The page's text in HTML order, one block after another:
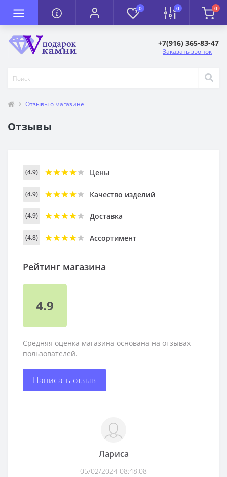
0 0 0
+7(916) 365-83-47
Заказать звонок
Отзывы о магазине
Отзывы
Рейтинг магазина
4.9
Средняя оценка магазина основана на отзывах
пользователей.
Написать отзыв
Цены
(4.9)
Качество изделий
(4.9)
Доставка
(4.9)
Ассортимент
(4.8)
Лариса
05/02/2024 08:48:08